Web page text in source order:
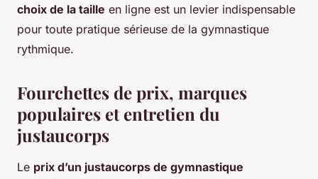
choix de la taille en ligne est un levier indispensable
pour toute pratique sérieuse de la gymnastique
rythmique.
Fourchettes de prix, marques
populaires et entretien du
justaucorps
Le prix d’un justaucorps de gymnastique